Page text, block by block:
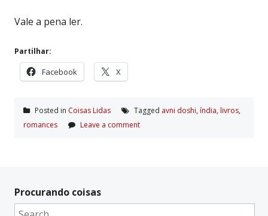
Vale a pena ler.
Partilhar:
Facebook X
Posted in Coisas Lidas Tagged avni doshi, í­ndia, livros,
romances
Leave a comment
Procurando coisas
Search